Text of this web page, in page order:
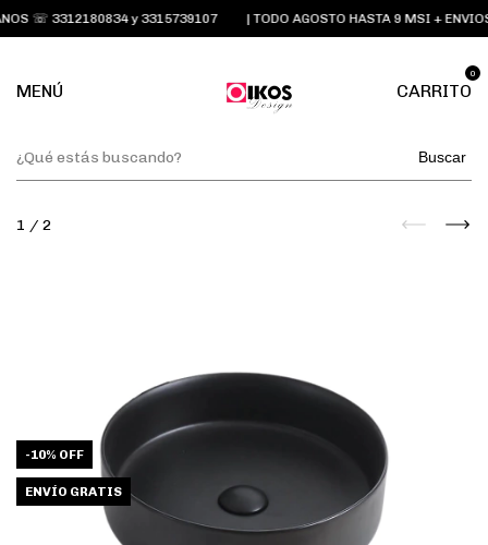
☏ 3312180834 y 3315739107 | TODO AGOSTO HASTA 9 MSI + ENVIOS
MENÚ CARRITO
0
Buscar
1 / 2
-10% OFF
ENVÍO GRATIS